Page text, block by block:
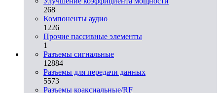
268
Компоненты аудио
1226
Прочие пассивные элементы
1
Разъeмы сигнальные
12884
Разъeмы для передачи данных
5573
Разъeмы коаксиальные/RF